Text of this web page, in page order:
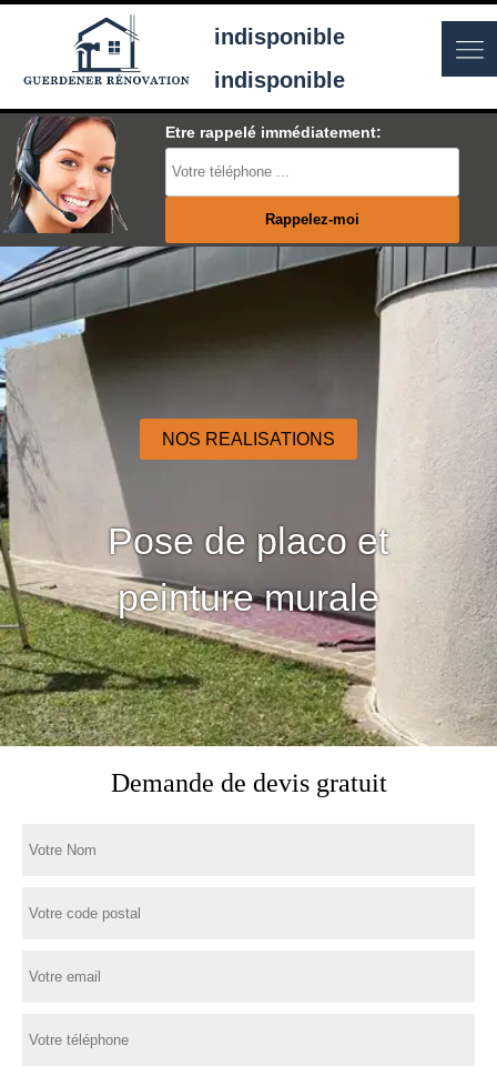
indisponible
indisponible
Etre rappelé immédiatement:
NOS REALISATIONS
Pose de placo et
peinture murale
Demande de devis gratuit